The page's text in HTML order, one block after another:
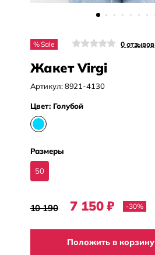
% Sale 0 отзывов
Жакет Virgi
Артикул:8921-4130
Цвет: Голубой
Размеры
50
10 190 7 150₽ -30%
Положить в корзину